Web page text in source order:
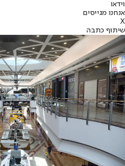
וידאו
אנחנו מגייסים
X
שיתוף כתבה